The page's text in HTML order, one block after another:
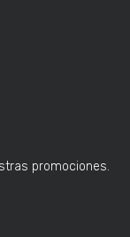
promociones.